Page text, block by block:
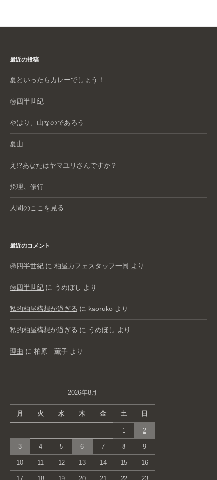
最近の投稿
夏といったらカレーでしょう！
㊗️四半世紀
やはり、山なのであろう
夏山
え!?あなたはヤマユリさんですか？
摂理、修行
人間のここを見る
最近のコメント
㊗️四半世紀 に 柏屋カフェスタッフ一同 より
㊗️四半世紀 に うめぼし より
私的柏屋構想が過ぎる に kaoruko より
私的柏屋構想が過ぎる に うめぼし より
理由 に 柏原 薫子 より
2026年8月
月 火 水 木 金 土 日
1 2
3 4 5 6 7 8 9
10 11 12 13 14 15 16
17 18 19 20 21 22 23